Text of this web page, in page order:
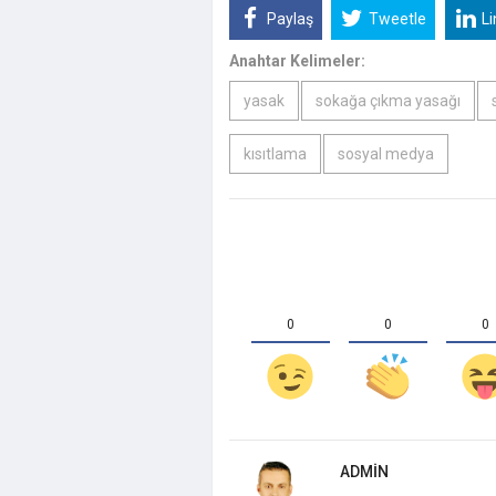
Paylaş Tweetle
Anahtar Kelimeler:
yasak sokağa çıkma yasağı
kısıtlama sosyal medya
0 0 0
ADMIN
"Vira
Geçti!
Kapattığı İlk